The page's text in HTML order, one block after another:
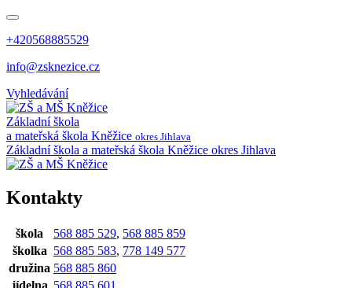
+420568885529
info@zsknezice.cz
Vyhledávání
Základní škola
a mateřská škola Kněžice okres Jihlava
Základní škola a mateřská škola Kněžice okres Jihlava
Kontakty
škola 568 885 529, 568 885 859
školka 568 885 583, 778 149 577
družina 568 885 860
jídelna 568 885 601